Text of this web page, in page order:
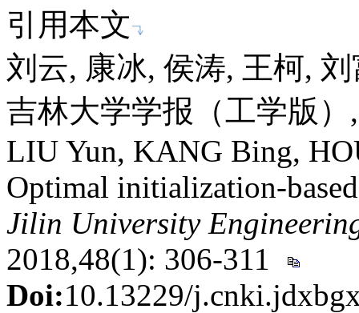
引用本文
刘云, 康冰, 侯涛, 王柯,
吉林大学学报（工学版）
LIU Yun, KANG Bing,
Optimal initialization-
Jilin University
2018,48(1): 306-311
Doi:10.13229/